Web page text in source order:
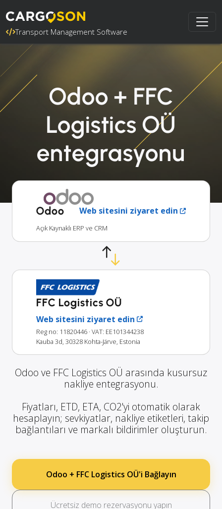
Transport Management Software
Odoo + FFC
Logistics OÜ
entegrasyonu
Odoo Web sitesini ziyaret edin
Açık Kaynaklı ERP ve CRM
FFC Logistics OÜ
Web sitesini ziyaret edin
Reg no: 11820446 · VAT: EE101344238
Kauba 3d, 30328 Kohta-Järve, Estonia
Odoo ve FFC Logistics OÜ arasında kusursuz
nakliye entegrasyonu.
Fiyatları, ETD, ETA, CO2'yi otomatik olarak
hesaplayın; sevkiyatlar, nakliye etiketleri, takip
bağlantıları ve markalı bildirimler oluşturun.
Odoo + FFC Logistics OÜ'i Bağlayın
Ücretsiz demo rezervasyonu yapın